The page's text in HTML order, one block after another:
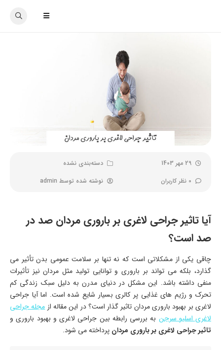
29 مهر 1403
دسته‌بندی نشده
0 نظر کاربران
نوشته شده توسط admin
آیا تاثیر جراحی لاغری بر باروری مردان صد در
صد است؟
چاقی یکی از مشکلاتی است که نه تنها بر سلامت عمومی بدن تأثیر می
گذارد، بلکه می تواند بر باروری و توانایی تولید مثل مردان نیز تأثیرات
منفی داشته باشد. این مشکل در دنیای مدرن به دلیل سبک زندگی کم
تحرک و رژیم های غذایی پر کالری بسیار شایع شده است. اما آیا جراحی
لاغری بر بهبود باروری مردان تاثیر گذار است؟ در این مقاله ازمجله جراحی
لاغری اسلیو سرجن به بررسی رابطه بین جراحی لاغری و بهبود باروری و
تاثیر جراحی لاغری بر باروری مردان پرداخته می شود.